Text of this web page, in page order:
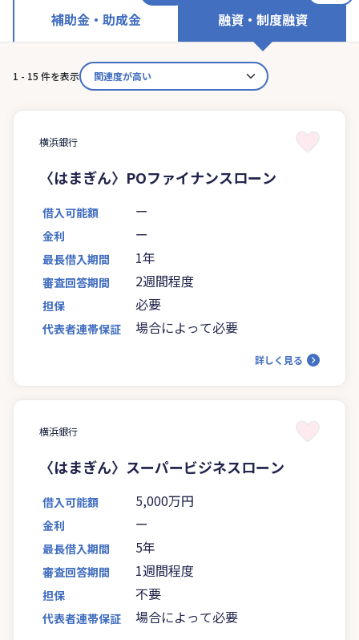
補助金・助成金 融資・制度融資
1 - 15 件を表示
横浜銀行
〈はまぎん〉POファイナンスローン
借入可能額 ー
金利 ー
最長借入期間 1年
審査回答期間 2週間程度
担保 必要
代表者連帯保証 場合によって必要
詳しく見る
横浜銀行
〈はまぎん〉スーパービジネスローン
借入可能額 5,000万円
金利 ー
最長借入期間 5年
審査回答期間 1週間程度
担保 不要
代表者連帯保証 場合によって必要